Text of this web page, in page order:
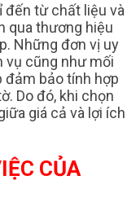
đến từ chất liệu và
qua thương hiệu
Những đơn vị uy
vụ cũng như mối
đảm bảo tính hợp
Do đó, khi chọn
giá cả và lợi ích
CỦA